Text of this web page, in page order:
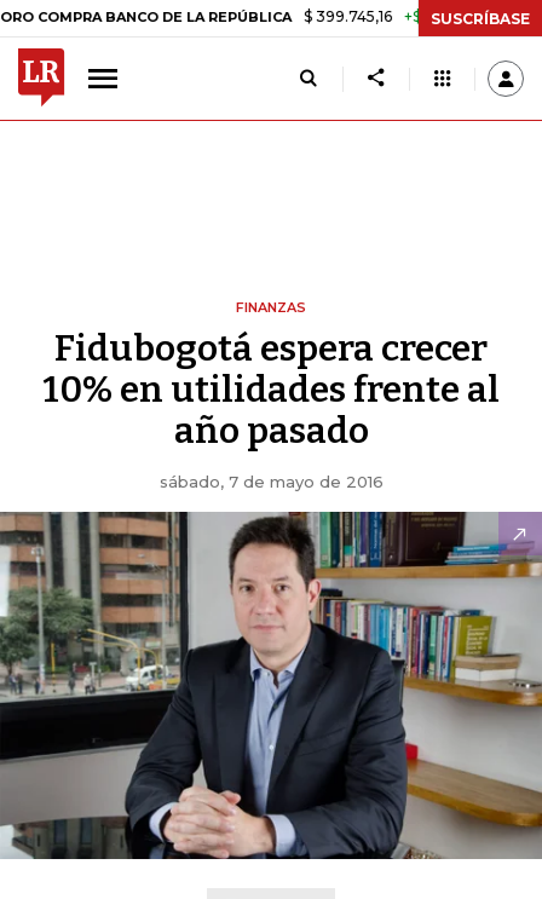
BANCO DE LA REPÚBLICA $ 399.745,16 +$ 2.295,71 +0,58%
SUSCRÍBASE
FINANZAS
Fidubogotá espera crecer
10% en utilidades frente al
año pasado
sábado, 7 de mayo de 2016